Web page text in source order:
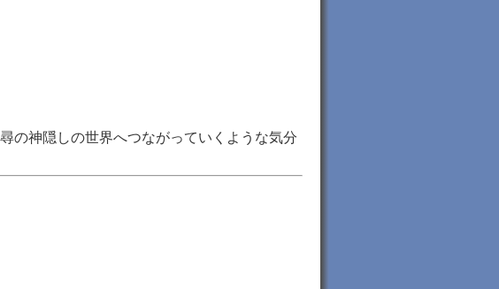
の神隠しの世界へつながっていくような気分